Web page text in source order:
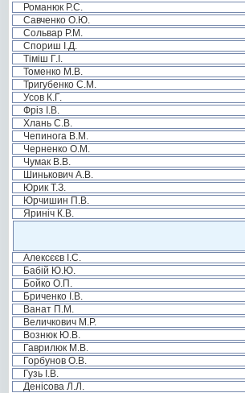
Романюк Р.С.
Савченко О.Ю.
Сольвар Р.М.
Спориш І.Д.
Тіміш Г.І.
Томенко М.В.
Тригубенко С.М.
Усов К.Г.
Фріз І.В.
Хлань С.В.
Чепинога В.М.
Черненко О.М.
Чумак В.В.
Шинькович А.В.
Юрик Т.З.
Юрчишин П.В.
Яриніч К.В.
Алексєєв І.С.
Бабій Ю.Ю.
Бойко О.П.
Бриченко І.В.
Ванат П.М.
Величкович М.Р.
Вознюк Ю.В.
Гаврилюк М.В.
Горбунов О.В.
Гузь І.В.
Денісова Л.Л.